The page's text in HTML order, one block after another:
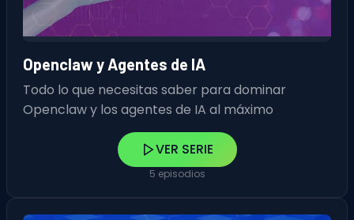
Openclaw y Agentes de IA
Todo lo que necesitas saber para dominar
Openclaw y los agentes de IA al máximo
VER SERIE
5 episodios